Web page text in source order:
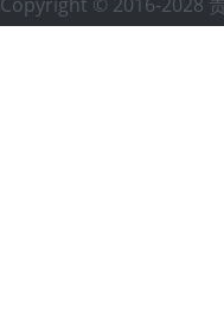
Copyright © 2016-2028